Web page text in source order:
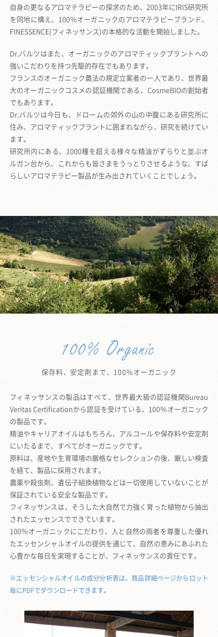
自身の更なるアロマテラピーの探求のため、2003年にIRIS研究所
を同地に構え、 100％オーガニックのアロマテラピーブランド、
FINESSENCE(フィネッサンス)の本格的な活動を開始しました。
Dr.バルツはまた、オーガニックのアロマティックプラントへの
強いこだわりを持つ先駆的存在でもあります。
フランスのオーガニック農法の規定立案者の一人であり、 世界最
大のオーガニックコスメの認証機関である、CosmeBIOの創始者
でもあります。
Dr.バルツは今日も、ドロームの郊外の山の中腹にある研究所に
住み、 アロマティックプラントに囲まれながら、研究を続けてい
ます。
研究所内にある、1000種を超える様々な精油がずらりと並ぶオ
ルガン台から、
これからも皆さまをうっとりさせるような、 すば
らしいアロマテラピー製品が生み出されていくことでしょう。
100% Organic
保存料、安定剤まで、100%オーガニック
フィネッサンスの製品はすべて、世界最大級の認証機関Bureau
Veritas Certificationから認証を受けている、100％オーガニック
の製品です。
精油やキャリアオイルはもちろん、アルコールや保存料や安定剤
にいたるまで、 すべてがオーガニックです。
原料は、産地や生育環境の厳格なセレクションの後、厳しい検査
を経て、製品に採用されます。
農薬や殺虫剤、遺伝子組換植物などは一切使用していないことが
保証されている安全な製品です。
フィネッサンスは、そうした大自然で力強く育った植物から抽出
されたエッセンスでできています。
100％オーガニックにこだわり、人と自然の両者を尊重した優れ
たエッセンシャルオイルの提供を通じて、 自然の恵みにあふれた
心豊かな毎日を実現することが、フィネッサンスの責任です。
※エッセンシャルオイルの成分分析表は、商品詳細ページからロット
毎にPDFでダウンロードできます。